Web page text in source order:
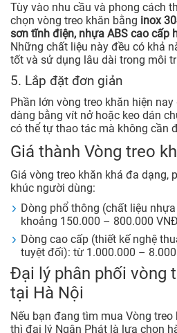
Tùy vào nhu cầu và phong cách
chọn vòng treo khăn bằng inox
sơn tĩnh điện, nhựa ABS cao cấp
Những chất liệu này đều có khả
tốt và sử dụng lâu dài trong môi
5. Lắp đặt đơn giản
Phần lớn vòng treo khăn hiện
dàng bằng vít nở hoặc keo dán
có thể tự thao tác mà không cần
Giá thành Vòng treo
Giá vòng treo khăn khá đa dạng,
khúc người dùng:
Dòng phổ thông (chất liệu
khoảng 150.000 – 800.000 VNĐ
Dòng cao cấp (thiết kế nghệ
tuyệt đối): từ 1.000.000 –
Đại lý phân phối vòng
tại Hà Nội
Nếu bạn đang tìm mua Vòng
thì đại lý Ngân Phát là lựa chọn